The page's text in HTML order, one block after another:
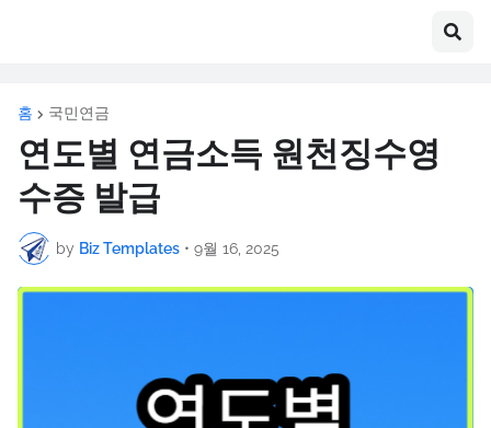
홈 국민연금
연도별 연금소득 원천징수영
수증 발급
by Biz Templates • 9월 16, 2025